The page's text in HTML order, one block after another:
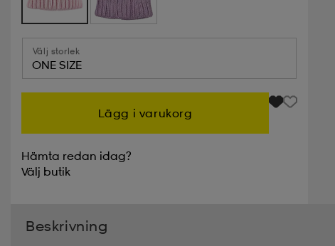
Välj storlek
ONE SIZE
Lägg i varukorg
Hämta redan idag?
Välj butik
Beskrivning